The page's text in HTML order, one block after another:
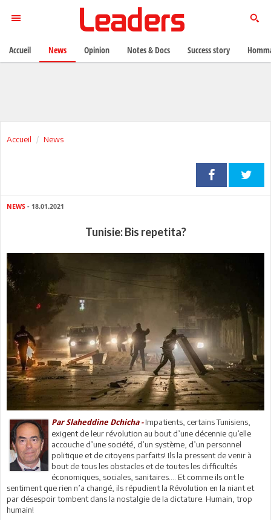
Accueil News
NEWS - 18.01.2021
Tunisie: Bis repetita?
Par Slaheddine Dchicha -Impatients, certains Tunisiens,
exigent de leur révolution au bout d’une décennie qu’elle
accouche d’une société, d’un système, d’un personnel
politique et de citoyens parfaits! Ils la pressent de venir à
bout de tous les obstacles et de toutes les difficultés
économiques, sociales, sanitaires…. Et comme ils ont le
sentiment que rien n’a changé, ils répudient la Révolution en la niant et
par désespoir tombent dans la nostalgie de la dictature. Humain, trop
humain!
Accueil News Opinion Notes & Docs Success story